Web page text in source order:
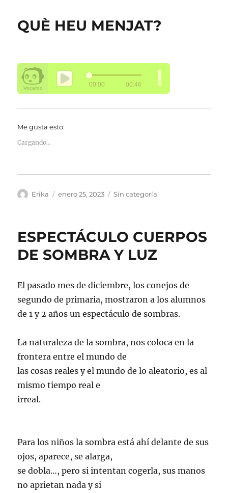
QUÈ HEU MENJAT?
Me gusta esto:
Cargando...
Autor
Erika
Publicado
enero 25, 2023 Categorías
Sin categoría
ESPECTÁCULO CUERPOS
DE SOMBRA Y LUZ
El pasado mes de diciembre, los conejos de
segundo de primaria, mostraron a los alumnos
de 1 y 2 años un espectáculo de sombras.
La naturaleza de la sombra, nos coloca en la
frontera entre el mundo de
las cosas reales y el mundo de lo aleatorio, es al
mismo tiempo real e
irreal.
Para los niños la sombra está ahí delante de sus
ojos, aparece, se alarga,
se dobla…, pero si intentan cogerla, sus manos
no aprietan nada y si